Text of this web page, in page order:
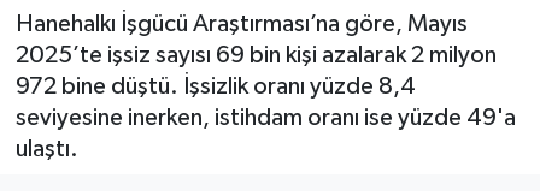
Hanehalkı İşgücü Araştırması’na göre, Mayıs
2025’te işsiz sayısı 69 bin kişi azalarak 2 milyon
972 bine düştü. İşsizlik oranı yüzde 8,4
seviyesine inerken, istihdam oranı ise yüzde 49'a
ulaştı.
RESMİ REKLAMLAR
MAGAZİN
RESMİ REKLAMLAR
Egemax TV
Son Dakika Haberleri
Haber Arşivi